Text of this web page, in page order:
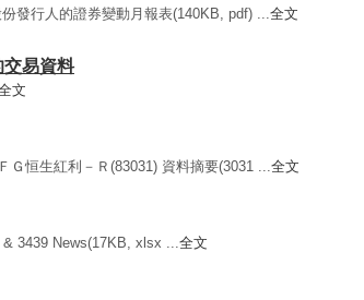
發行人的證券變動月報表(140KB, pdf) ...全文
交易資料
文
Ｇ恒生紅利－Ｒ(83031) 資料摘要(3031 ...全文
3439 News(17KB, xlsx ...全文